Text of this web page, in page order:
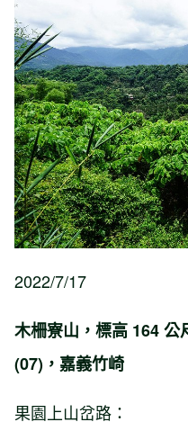
【花蓮
吞山
2022/7/17
木柵寮山，標高 164 公
(07)，嘉義竹崎
果園上山岔路：